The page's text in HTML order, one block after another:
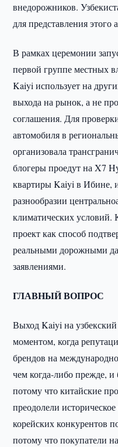
внедорожников.
для представления
В рамках церемонии
первой группе местных
Kaiyi использует на
выхода на рынок, а не
соглашения. Для
автомобиля в
организовала
блогеры проедут на X7
квартиры Kaiyi в Ибине,
разнообразии
климатических условий.
проект как способ
реальными дорожными
заявлениями.
ГЛАВНЫЙ ВОПРОС
Выход Kaiyi на
моментом, когда
брендов на
чем когда-либо прежде,
потому что китайские
преодолели
корейских конкурентов
потому что покупатели